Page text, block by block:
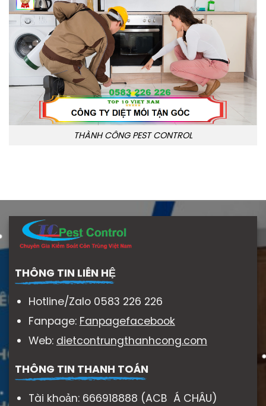
THÀNH CÔNG PEST CONTROL
THÔNG TIN LIÊN HỆ
Hotline/Zalo 0583 226 226
Fanpage: Fanpagefacebook
Web: dietcontrungthanhcong.com
THÔNG TIN THANH TOÁN
Tài khoản: 666918888 (ACB Á CHÂU)